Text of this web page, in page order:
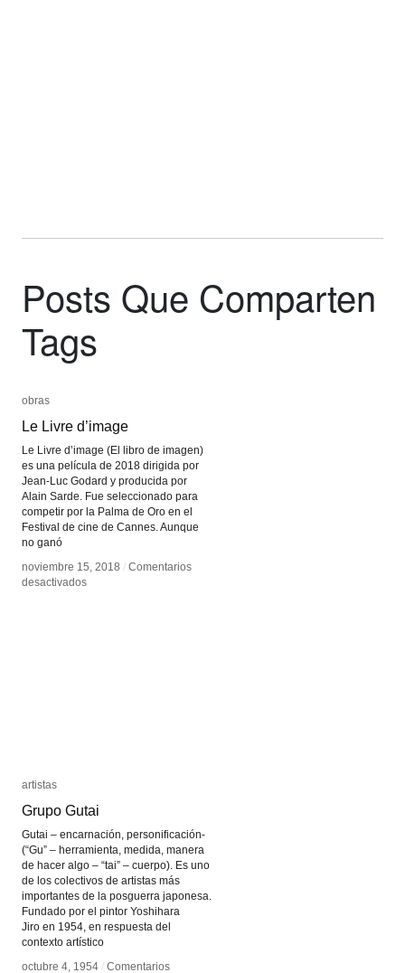
Posts Que Comparten
Tags
obras
Le Livre d’image
Le Livre d’image (El libro de imagen)
es una película de 2018 dirigida por
Jean-Luc Godard y producida por
Alain Sarde. Fue seleccionado para
competir por la Palma de Oro en el
Festival de cine de Cannes. Aunque
no ganó
noviembre 15, 2018 / Comentarios
desactivadosen
obras
Le Livre d’image
noviembre 15, 2018 / Comentarios
desactivadosen
artistas
Grupo Gutai
Gutai – encarnación, personificación-
(“Gu” – herramienta, medida, manera
de hacer algo – “tai” – cuerpo). Es uno
de los colectivos de artistas más
importantes de la posguerra japonesa.
Fundado por el pintor Yoshihara
Jiro en 1954, en respuesta del
contexto artístico
octubre 4, 1954 / Comentarios
artistas
Grupo Gutai
octubre 4, 1954 / Comentarios